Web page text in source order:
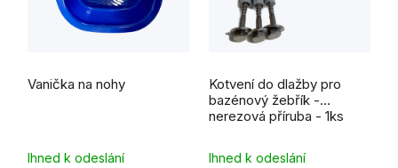
Vanička na nohy
Ihned k odeslání
Kotvení do dlažby pro
bazénový žebřík -
nerezová příruba - 1ks
Ihned k odeslání